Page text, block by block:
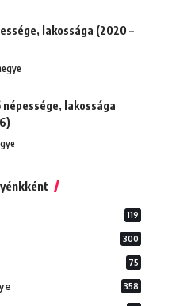
lakossága (2020 –
lakossága
119
300
75
358